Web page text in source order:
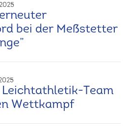
bei der Meßstetter
Team
Wettkampf